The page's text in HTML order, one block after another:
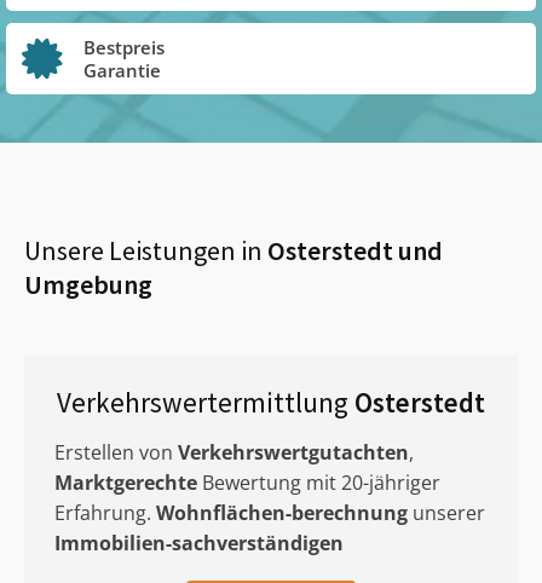
Bestpreis
Garantie
Unsere Leistungen in Osterstedtund
Umgebung
Verkehrswertermittlung Osterstedt
Erstellen von Verkehrswertgutachten,
Marktgerechte Bewertung mit 20-jähriger
Erfahrung. Wohnflächen-berechnung unserer
Immobilien-sachverständigen